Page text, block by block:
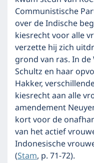
Communistische
over de Indische
kiesrecht voor alle
verzette hij zich
grond van ras. In
Schultz en haar
Hakker,
kiesrecht aan alle
amendement
kort voor de
van het actief
Indonesische
(Stam, p. 71-72).